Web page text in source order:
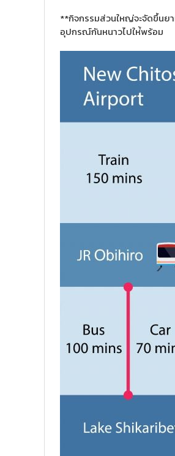
**กิจกรรมส่วนใหญ่จะจัดขึ้นย
อุปกรณ์กันหนาวไปให่้พร้อม